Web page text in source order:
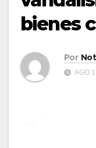
bienes
Por
AGO